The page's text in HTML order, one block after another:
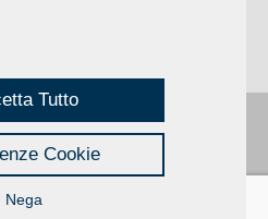
di due anni e
(Ansa).
registrata presso il Tribunale di Rimini
2012| © 2024 buongiornoRimini
| Credits
Tutto
Cookie
Nega